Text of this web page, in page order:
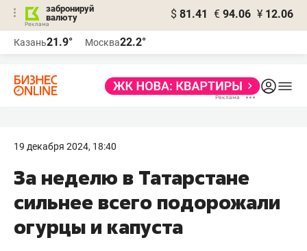
забронируй
валюту
$ 81.41 € 94.06 ¥ 12.06
Казань21.9° Москва22.2°
19 декабря 2024, 18:40
За неделю в Татарстане
сильнее всего подорожали
огурцы и капуста